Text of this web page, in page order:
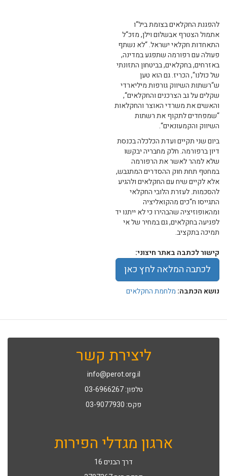
להפגנת החקלאים בצומת ביל“ו
אתמול הצטרף אבשלום וילן, מזכ“ל
התאחדות חקלאי ישראל. “לא נשתף
פעולה עם רפורמה שתפגע במדינה,
באזרחים, בחקלאים, בביטחון התזונתי
של כולנו“, הכריז. גם הוא טען
ש“רשתות השיווק גורפות מיליארדי
שקלים על גב הצרכנים והחקלאים“,
והאשים את משרדי האוצר והחקלאות
“שמפחדים לתקוף את רשתות
השיווק והקמעונאים“.
ביום שני תקיים ועדת הכלכלה בכנסת
דיון ברפורמה. חלק מחבריה יבקשו
שלא למהר לאשר את הרפורמה
במחטף תחת חוק ההסדרים המתגבש,
אלא לקיים שיח עם החקלאים ולהגיע
להסכמות. לעזרת הלובי החקלאי
התגייסו ח“כים מהקואליציה
ומהאופוזיציה שהבהירו כי לא ייתנו יד
לפגיעה בחקלאים, גם במחיר של אי
תמיכה בתקציב.
קישור לכתבה באתר חיצוני:
לכתבה המלאה לחץ כאן
נושא הכתבה: מלחמת החקלאים
ליצירת קשר
info@perot.org.il
טלפון: 03-6966267
פקס: 03-9077930
ארגון מגדלי הפירות
דרך הבנים 16